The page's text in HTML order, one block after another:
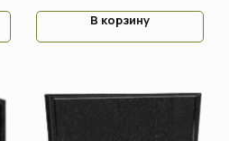
В корзину